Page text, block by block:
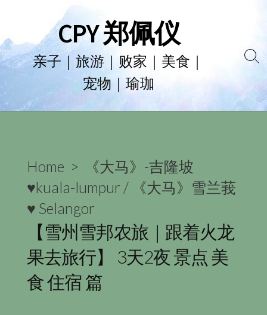
to
content
CPY 郑佩仪
亲子｜旅游｜败家｜美食｜
宠物｜瑜珈
Home >
《大马》-吉隆坡
♥kuala-lumpur /
《大马》雪兰莪
♥ Selangor
【雪州雪邦农旅｜跟着火龙
果去旅行】 3天2夜 景点 美
食 住宿 篇